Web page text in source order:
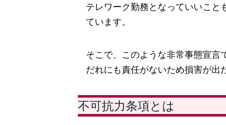
テレワーク勤務となっていいこと
ています。
そこで、このような非常事態宣言
だれにも責任がないため損害が出
不可抗力条項とは